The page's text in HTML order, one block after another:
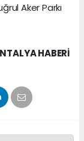
Aker Parkı
HABERİ